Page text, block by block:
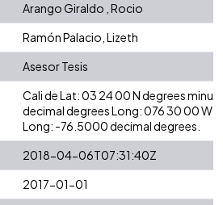
Arango Giraldo , Rocio
Ramón Palacio, Lizeth
Asesor Tesis
Cali de Lat: 03 24 00 N degrees
decimal degrees Long: 076 30 00 W
Long: -76.5000 decimal degrees.
2018-04-06T07:31:40Z
2017-01-01